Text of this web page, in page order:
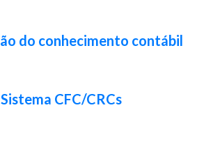
do conhecimento contábil
CFC/CRCs